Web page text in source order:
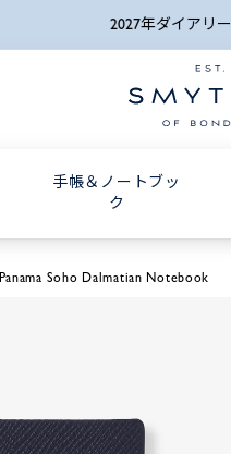
2027年ダイアリー_先
手帳＆ノートブッ
ク
Panama Soho Dalmatian Notebook